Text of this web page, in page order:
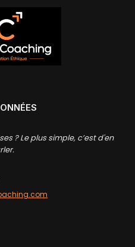
? Le plus simple, c’est d'en